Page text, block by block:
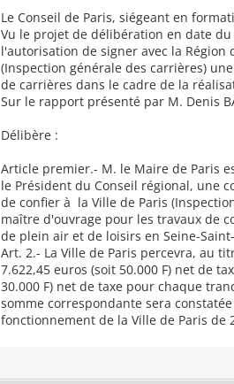
Le Conseil de Paris, siégeant en
Vu le projet de délibération en date
l'autorisation de signer avec la
(Inspection générale des carrières)
de carrières dans le cadre de la
Sur le rapport présenté par M. Denis
Délibère :
Article premier.- M. le Maire de Paris
le Président du Conseil régional, une
de confier à la Ville de Paris
maître d'ouvrage pour les travaux de
de plein air et de loisirs en Seine-
Art. 2.- La Ville de Paris percevra, au
7.622,45 euros (soit 50.000 F) net de
30.000 F) net de taxe pour chaque
somme correspondante sera
fonctionnement de la Ville de Paris de